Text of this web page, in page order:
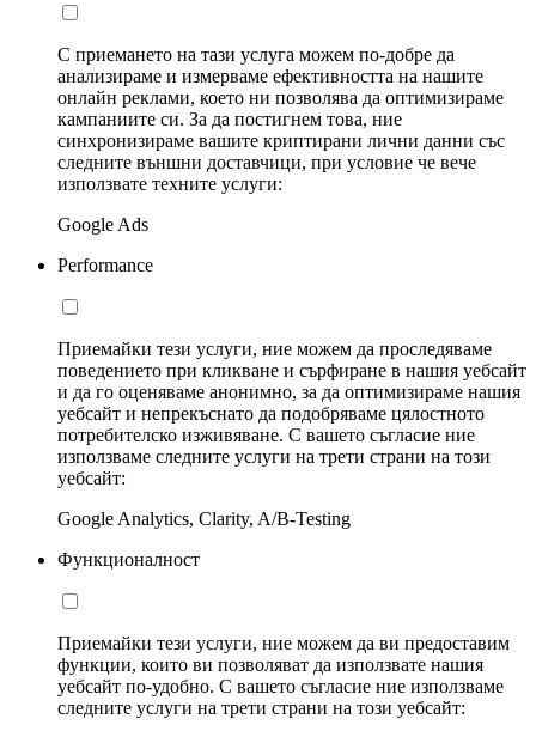
С приемането на тази услуга можем по-добре да
анализираме и измерваме ефективността на нашите
онлайн реклами, което ни позволява да оптимизираме
кампаниите си. За да постигнем това, ние
синхронизираме вашите криптирани лични данни със
следните външни доставчици, при условие че вече
използвате техните услуги:
Google Ads
Performance
Приемайки тези услуги, ние можем да проследяваме
поведението при кликване и сърфиране в нашия уебсайт
и да го оценяваме анонимно, за да оптимизираме нашия
уебсайт и непрекъснато да подобряваме цялостното
потребителско изживяване. С вашето съгласие ние
използваме следните услуги на трети страни на този
уебсайт:
Google Analytics, Clarity, A/B-Testing
Функционалност
Приемайки тези услуги, ние можем да ви предоставим
функции, които ви позволяват да използвате нашия
уебсайт по-удобно. С вашето съгласие ние използваме
следните услуги на трети страни на този уебсайт: